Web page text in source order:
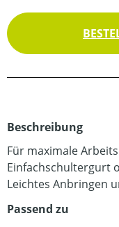
Beschreibung
Für maximale
Einfachschultergurt
Leichtes Anbringen
Passend zu